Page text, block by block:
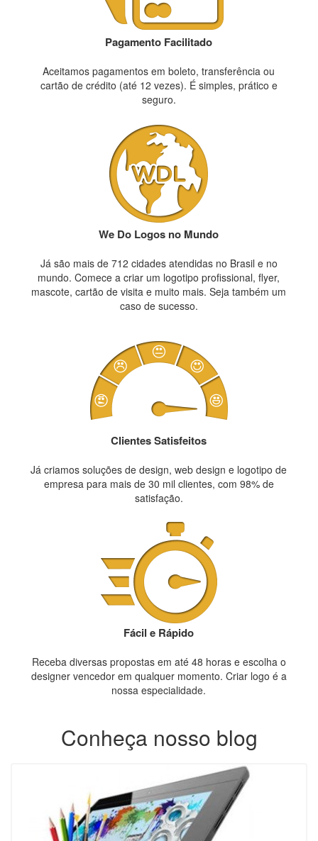
Pagamento Facilitado
Aceitamos pagamentos em boleto, transferência ou
cartão de crédito (até 12 vezes). É simples, prático e
seguro.
We Do Logos no Mundo
Já são mais de 712 cidades atendidas no Brasil e no
mundo. Comece a criar um logotipo profissional, flyer,
mascote, cartão de visita e muito mais. Seja também um
caso de sucesso.
Clientes Satisfeitos
Já criamos soluções de design, web design e logotipo de
empresa para mais de 30 mil clientes, com 98% de
satisfação.
Fácil e Rápido
Receba diversas propostas em até 48 horas e escolha o
designer vencedor em qualquer momento. Criar logo é a
nossa especialidade.
Conheça nosso blog